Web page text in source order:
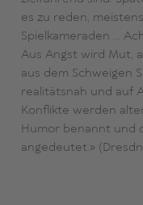
es zu reden,
Spielkameraden …
Aus Angst wird Mut,
aus dem Schweigen
realitätsnah und auf
Konflikte werden
Humor benannt und
angedeutet.»